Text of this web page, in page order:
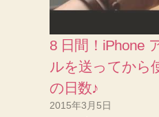
8 日間！iPhone
ルを送ってから
の日数♪
2015年3月5日